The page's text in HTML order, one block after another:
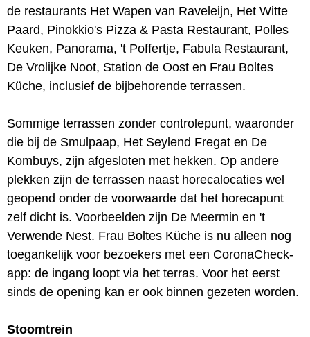
de restaurants Het Wapen van Raveleijn, Het Witte
Paard, Pinokkio's Pizza & Pasta Restaurant, Polles
Keuken, Panorama, 't Poffertje, Fabula Restaurant,
De Vrolijke Noot, Station de Oost en Frau Boltes
Küche, inclusief de bijbehorende terrassen.
Sommige terrassen zonder controlepunt, waaronder
die bij de Smulpaap, Het Seylend Fregat en De
Kombuys, zijn afgesloten met hekken. Op andere
plekken zijn de terrassen naast horecalocaties wel
geopend onder de voorwaarde dat het horecapunt
zelf dicht is. Voorbeelden zijn De Meermin en 't
Verwende Nest. Frau Boltes Küche is nu alleen nog
toegankelijk voor bezoekers met een CoronaCheck-
app: de ingang loopt via het terras. Voor het eerst
sinds de opening kan er ook binnen gezeten worden.
Stoomtrein